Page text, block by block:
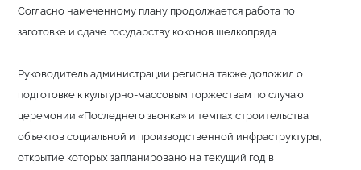
Согласно намеченному плану продолжается работа по
заготовке и сдаче государству коконов шелкопряда.
Руководитель администрации региона также доложил о
подготовке к культурно-массовым торжествам по случаю
церемонии «Последнего звонка» и темпах строительства
объектов социальной и производственной инфраструктуры,
открытие которых запланировано на текущий год в